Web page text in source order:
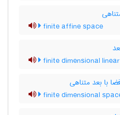
finite affine space
finite dimensional
با بعد متناهی
finite dimensional